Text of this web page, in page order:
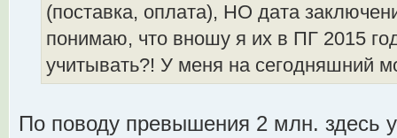
(поставка, оплата), НО дата
понимаю, что вношу я их в ПГ 2015
учитывать?! У меня на сегодняшний
По поводу превышения 2 млн. здесь